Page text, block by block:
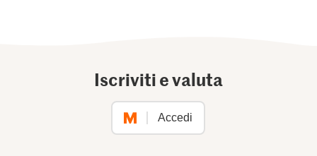
Iscriviti e valuta
Accedi